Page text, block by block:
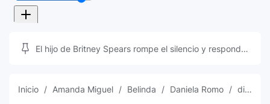
El hijo de Britney Spears rompe el silencio y responde
Inicio Amanda Miguel Belinda Daniela Romo disco de platino Belinda